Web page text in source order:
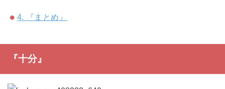
4. 『まとめ』
『十分』